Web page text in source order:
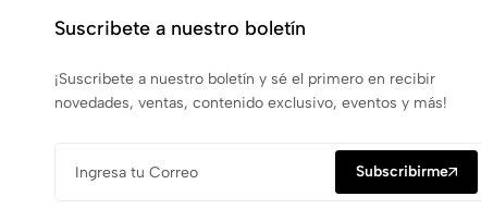
Suscribete a nuestro boletín
¡Suscribete a nuestro boletín y sé el primero en recibir
novedades, ventas, contenido exclusivo, eventos y más!
Subscribirme